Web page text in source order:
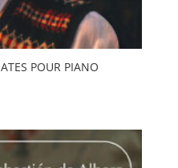
POUR PIANO